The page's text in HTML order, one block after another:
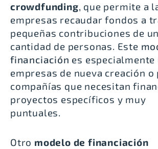
crowdfunding, que permite a
empresas recaudar fondos a
pequeñas contribuciones de
cantidad de personas. Este
financiación es
empresas de nueva creación o
compañías que necesitan
proyectos específicos y muy
puntuales.
Otro modelo de financiación